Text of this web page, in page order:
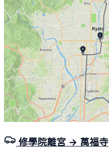
修學院離宮 → 萬福寺